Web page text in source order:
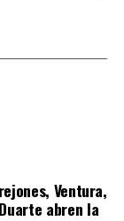
Ventura,
abren la